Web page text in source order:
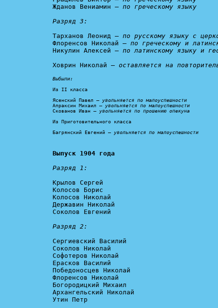
Жданов Вениамин – по греческому языку
Разряд 3:
Тарханов Леонид – по русскому языку с
Флоренсов Николай – по греческому и
Никулин Алексей – по латинскому языку и
Ховрин Николай – оставляется на
Выбыли:
Из II класса
Ясенский Павел – увольняется по малоуспешности
Апраксин Михаил – увольняется по малоуспешности
Скованов Иван – увольняется по прошению опекуна
Из Приготовительного класса
Багрянский Евгений – увольняется по малоуспешности
Выпуск 1904 года
Разряд 1:
Крылов Сергей
Колосов Борис
Колосов Николай
Державин Николай
Соколов Евгений
Разряд 2:
Сергиевский Василий
Соколов Николай
Софотеров Николай
Ерасков Василий
Победоносцев Николай
Флоренсов Николай
Богородицкий Михаил
Архангельский Николай
Утин Петр